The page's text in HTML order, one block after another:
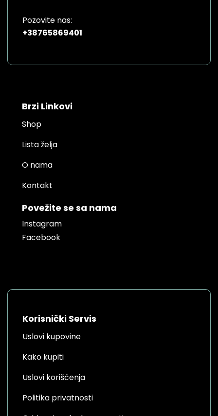
Pozovite nas:
+38765869401
Brzi Linkovi
Shop
Lista želja
O nama
Kontakt
Povežite se sa nama
Instagram
Facebook
Korisnički Servis
Uslovi kupovine
Kako kupiti
Uslovi korišćenja
Politika privatnosti